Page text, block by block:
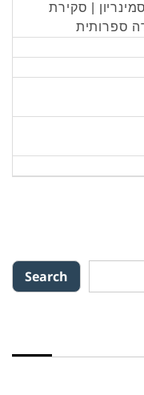
| סקירת
ספרותית
Search